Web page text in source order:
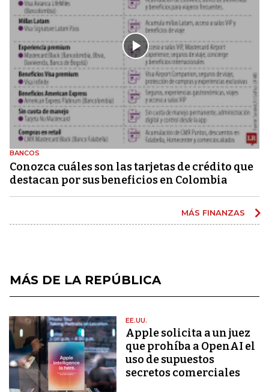
BANCOS
Conozca cuáles son las tarjetas de crédito que
destacan por sus beneficios en Colombia
MÁS FINANZAS
MÁS DE LA REPÚBLICA
EE.UU.
Apple solicita a un juez
que prohíba a OpenAI el
uso de supuestos
secretos comerciales